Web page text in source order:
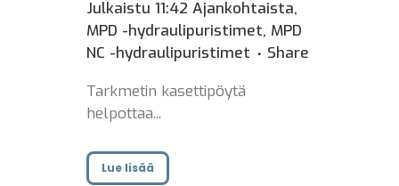
Julkaistu 11:42 Ajankohtaista,
MPD -hydraulipuristimet, MPD
NC -hydraulipuristimet
Share
Tarkmetin kasettipöytä
helpottaa...
Lue lisää